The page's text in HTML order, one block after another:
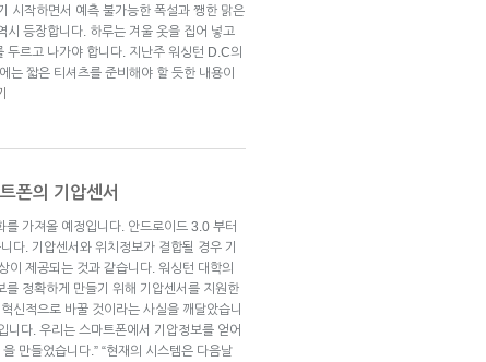
시작하면서 예측 불가능한 폭설과 쨍한 맑은
시 등장합니다. 하루는 겨울 옷을 집어 넣고
르고 나가야 합니다. 지난주 워싱턴 D.C의
는 짧은 티셔츠를 준비해야 할 듯한 내용이
폰의 기압센서
가져올 예정입니다. 안드로이드 3.0 부터
다. 기압센서와 위치정보가 결합될 경우 기
이 제공되는 것과 같습니다. 워싱턴 대학의
정확하게 만들기 위해 기압센서를 지원한
신적으로 바꿀 것이라는 사실을 깨달았습니
니다. 우리는 스마트폰에서 기압정보를 얻어
만들었습니다.” “현재의 시스템은 다음날